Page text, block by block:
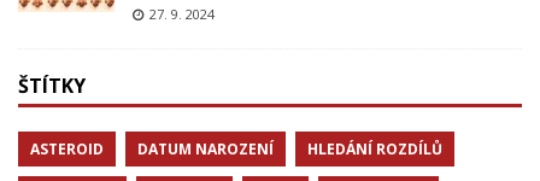
27. 9. 2024
ŠTÍTKY
ASTEROID DATUM NAROZENÍ HLEDÁNÍ ROZDÍLŮ